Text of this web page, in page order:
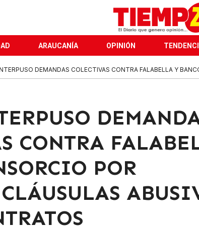
ARAUCANÍA OPINIÓN
DEMANDAS COLECTIVAS CONTRA FALABELLA Y
CONTRA
POR